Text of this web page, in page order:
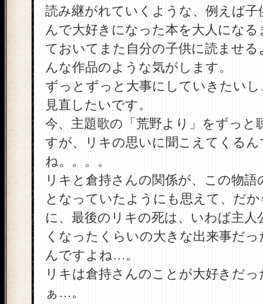
読み継がれていくような、例えば子
んで大好きになった本を大人にな
ておいてまた自分の子供に読ませる
んな作品のような気がします。
ずっとずっと大事にしていきたい
見直したいです。
今、主題歌の「荒野より」をずっと
すが、リキの思いに聞こえてくるん
ね。。。。
リキと倉持さんの関係が、この物語
となっていたようにも思えて、だ
に、最後のリキの死は、いわば主人
くなったくらいの大きな出来事だ
んですよね…。
リキは倉持さんのことが大好きだ
ぁ…。